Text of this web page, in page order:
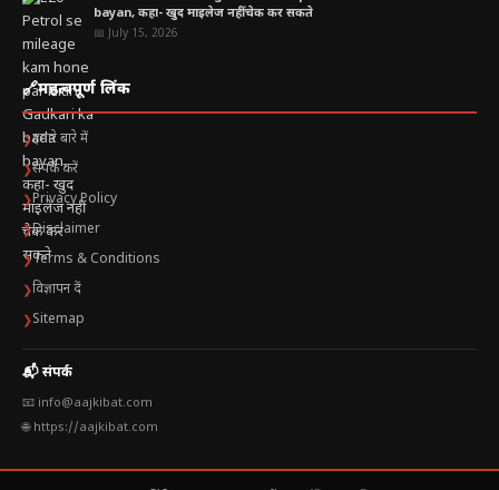
bayan, कहा- खुद माइलेज नहीं चेक कर सकते
📅 July 15, 2026
🔗महत्वपूर्ण लिंक
❯हमारे बारे में
❯संपर्क करें
❯Privacy Policy
❯Disclaimer
❯Terms & Conditions
❯विज्ञापन दें
❯Sitemap
📬 संपर्क
📧 info@aajkibat.com
🌐 https://aajkibat.com